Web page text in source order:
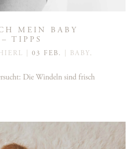
MEIN BABY
TIPPS
|03 FEB. BABY ,
Die Windeln sind frisch